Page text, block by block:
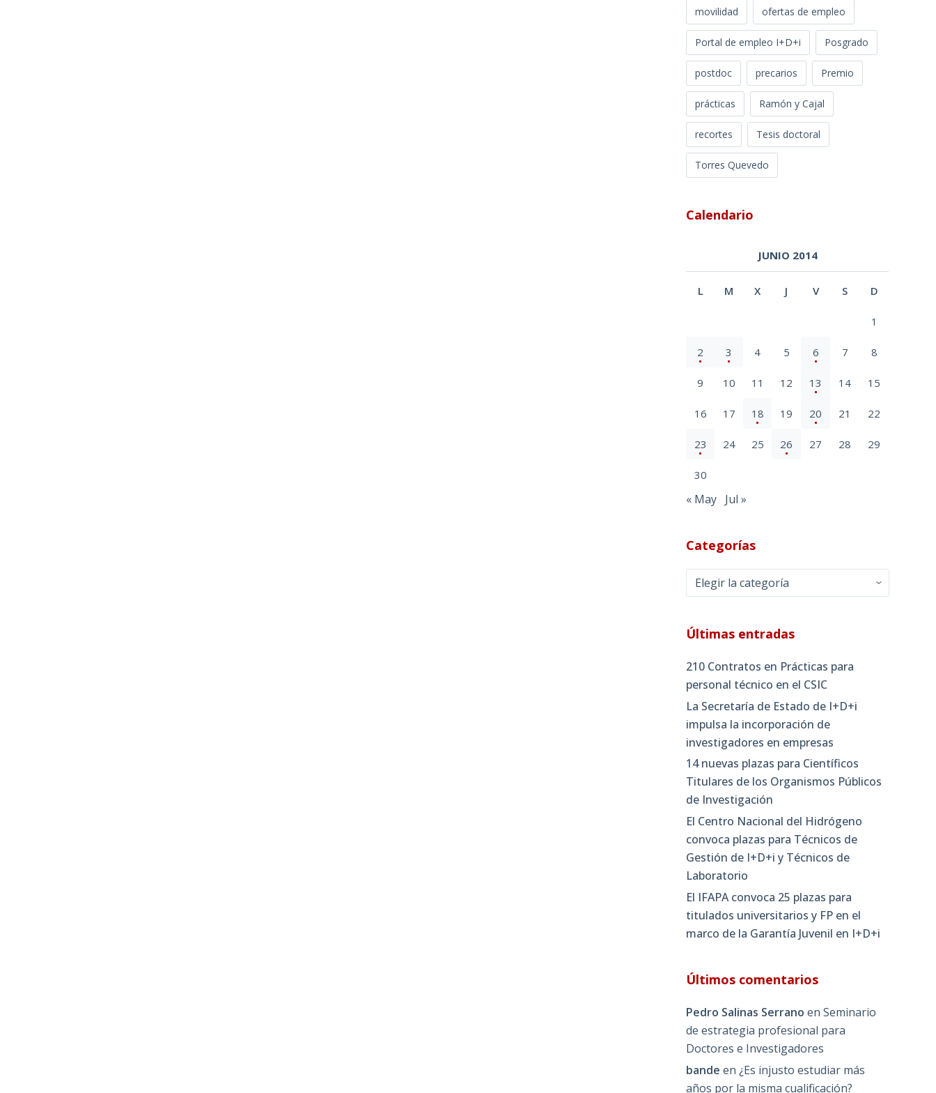
movilidad ofertas de empleo
Portal de empleo I+D+i Posgrado
postdoc precarios Premio
prácticas Ramón y Cajal
recortes Tesis doctoral
Torres Quevedo
Calendario
JUNIO 2014
L M X J V S D
1
2 3 4 5 6 7 8
9 10 11 12 13 14 15
16 17 18 19 20 21 22
23 24 25 26 27 28 29
30
« May Jul »
Categorías
Categorías
Últimas entradas
210 Contratos en Prácticas para
personal técnico en el CSIC
La Secretaría de Estado de I+D+i
impulsa la incorporación de
investigadores en empresas
14 nuevas plazas para Científicos
Titulares de los Organismos Públicos
de Investigación
El Centro Nacional del Hidrógeno
convoca plazas para Técnicos de
Gestión de I+D+i y Técnicos de
Laboratorio
El IFAPA convoca 25 plazas para
titulados universitarios y FP en el
marco de la Garantía Juvenil en I+D+i
Últimos comentarios
Pedro Salinas Serrano enSeminario
de estrategia profesional para
Doctores e Investigadores
bande en¿Es injusto estudiar más
años por la misma cualificación?